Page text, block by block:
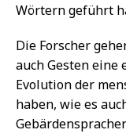
Wörtern geführt
Die Forscher
auch Gesten eine
Evolution der
haben, wie es